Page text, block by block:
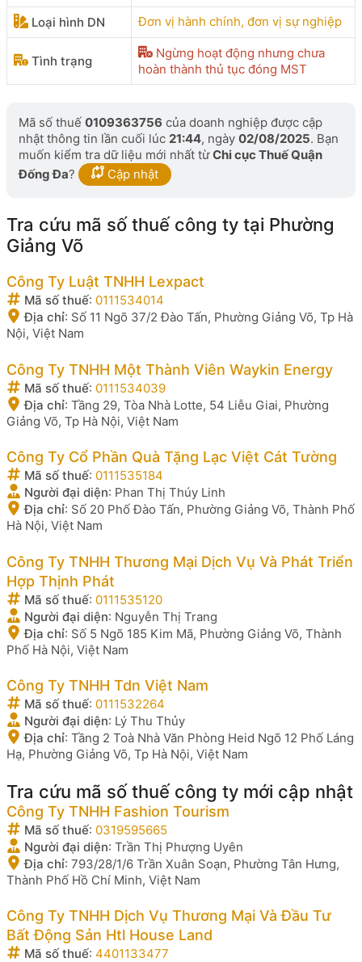
Loại hình DN Đơn vị hành chính, đơn vị sự nghiệp
Tình trạng
Ngừng hoạt động nhưng chưa
hoàn thành thủ tục đóng MST
Mã số thuế 0109363756 của doanh nghiệp được cập
nhật thông tin lần cuối lúc 21:44, ngày 02/08/2025. Bạn
muốn kiểm tra dữ liệu mới nhất từChi cục Thuế Quận
Đống Đa? Cập nhật
Tra cứu mã số thuế công ty tại Phường
Giảng Võ
Công Ty Luật TNHH Lexpact
Mã số thuế: 0111534014
Địa chỉ: Số 11 Ngõ 37/2 Đào Tấn, Phường Giảng Võ, Tp Hà
Nội, Việt Nam
Công Ty TNHH Một Thành Viên Waykin Energy
Mã số thuế: 0111534039
Địa chỉ: Tầng 29, Tòa Nhà Lotte, 54 Liễu Giai, Phường
Giảng Võ, Tp Hà Nội, Việt Nam
Công Ty Cổ Phần Quà Tặng Lạc Việt Cát Tường
Mã số thuế: 0111535184
Người đại diện: Phan Thị Thúy Linh
Địa chỉ: Số 20 Phố Đào Tấn, Phường Giảng Võ, Thành Phố
Hà Nội, Việt Nam
Công Ty TNHH Thương Mại Dịch Vụ Và Phát Triển
Hợp Thịnh Phát
Mã số thuế: 0111535120
Người đại diện: Nguyễn Thị Trang
Địa chỉ: Số 5 Ngõ 185 Kim Mã, Phường Giảng Võ, Thành
Phố Hà Nội, Việt Nam
Công Ty TNHH Tdn Việt Nam
Mã số thuế: 0111532264
Người đại diện: Lý Thu Thủy
Địa chỉ: Tầng 2 Toà Nhà Văn Phòng Heid Ngõ 12 Phố Láng
Hạ, Phường Giảng Võ, Tp Hà Nội, Việt Nam
Tra cứu mã số thuế công ty mới cập nhật
Công Ty TNHH Fashion Tourism
Mã số thuế: 0319595665
Người đại diện: Trần Thị Phượng Uyên
Địa chỉ: 793/28/1/6 Trần Xuân Soạn, Phường Tân Hưng,
Thành Phố Hồ Chí Minh, Việt Nam
Công Ty TNHH Dịch Vụ Thương Mại Và Đầu Tư
Bất Động Sản Htl House Land
Mã số thuế: 4401133477